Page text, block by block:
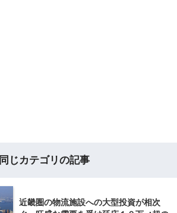
同じカテゴリの記事
近畿圏の物流施設への大型投資が相次